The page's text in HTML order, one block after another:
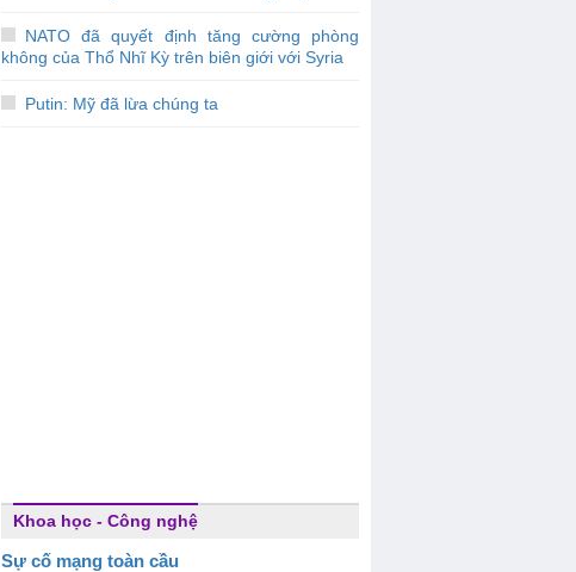
NATO đã quyết định tăng cường phòng
không của Thổ Nhĩ Kỳ trên biên giới với Syria
Putin: Mỹ đã lừa chúng ta
Khoa học - Công nghệ
Sự cố mạng toàn cầu